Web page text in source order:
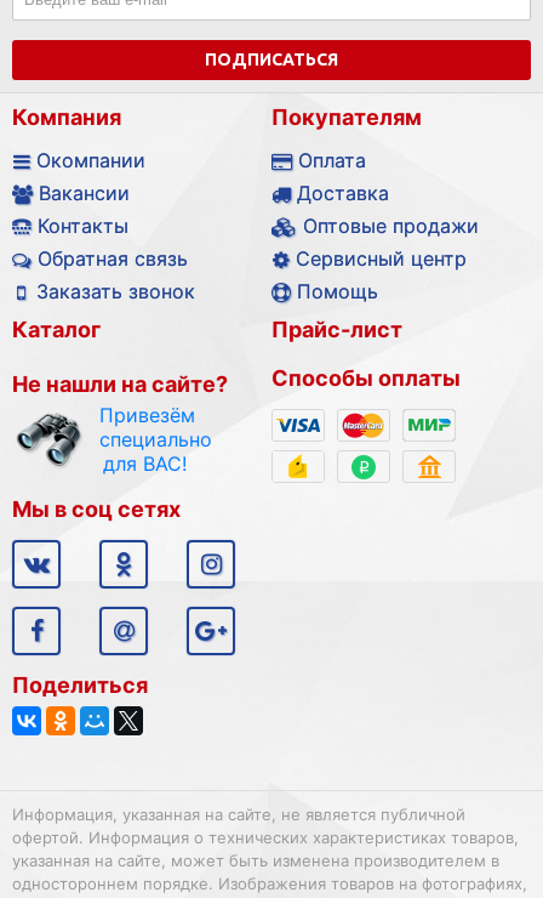
ПОДПИСАТЬСЯ
Компания
Окомпании
Вакансии
Контакты
Обратная связь
Заказать звонок
Покупателям
Оплата
Доставка
Оптовые продажи
Сервисный центр
Помощь
Каталог
Не нашли на сайте?
Привезём
специально
для ВАС!
Прайс-лист
Способы оплаты
Мы в соц сетях
Поделиться
Информация, указанная на сайте, не является публичной
офертой. Информация о технических характеристиках товаров,
указанная на сайте, может быть изменена производителем в
одностороннем порядке. Изображения товаров на фотографиях,